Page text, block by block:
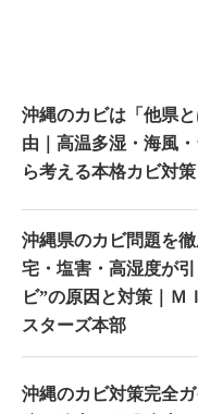
沖縄のカビは「他県
由｜高温多湿・海風
ら考える本格カビ対策
沖縄県のカビ問題を
宅・塩害・高湿度が
ビ”の原因と対策｜Ｍ
スターズ本部
沖縄のカビ対策完全